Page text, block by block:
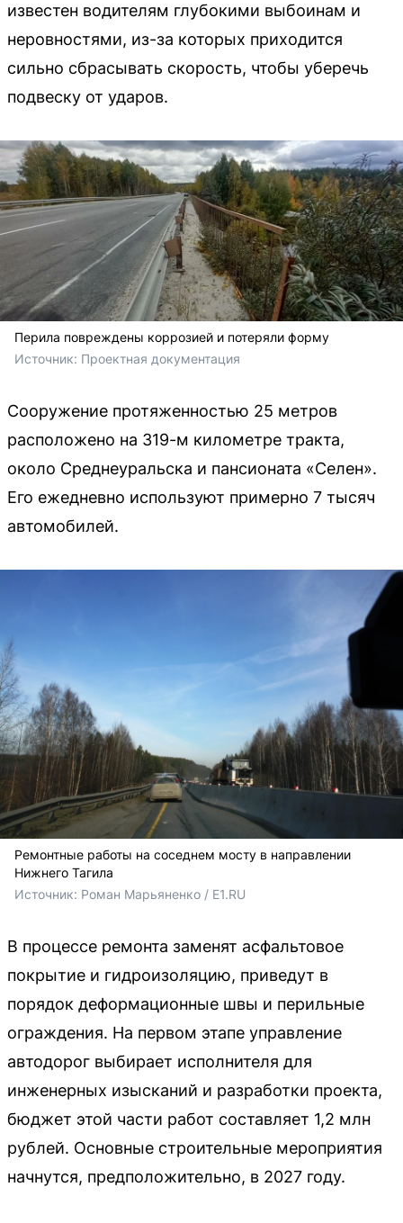
известен водителям глубокими выбоинам и
неровностями, из-за которых приходится
сильно сбрасывать скорость, чтобы уберечь
подвеску от ударов.
Перила повреждены коррозией и потеряли форму
Источник: Проектная документация
Сооружение протяженностью 25 метров
расположено на 319-м километре тракта,
около Среднеуральска и пансионата «Селен».
Его ежедневно используют примерно 7 тысяч
автомобилей.
Ремонтные работы на соседнем мосту в направлении
Нижнего Тагила
Источник: Роман Марьяненко / E1.RU
В процессе ремонта заменят асфальтовое
покрытие и гидроизоляцию, приведут в
порядок деформационные швы и перильные
ограждения. На первом этапе управление
автодорог выбирает исполнителя для
инженерных изысканий и разработки проекта,
бюджет этой части работ составляет 1,2 млн
рублей. Основные строительные мероприятия
начнутся, предположительно, в 2027 году.